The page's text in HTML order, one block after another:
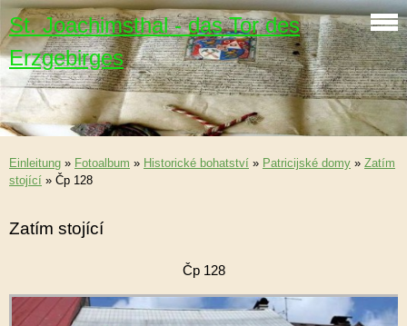
St. Joachimsthal - das Tor des
Erzgebirges
Einleitung » Fotoalbum » Historické bohatství » Patricijské domy » Zatím
stojící » Čp 128
Zatím stojící
Čp 128